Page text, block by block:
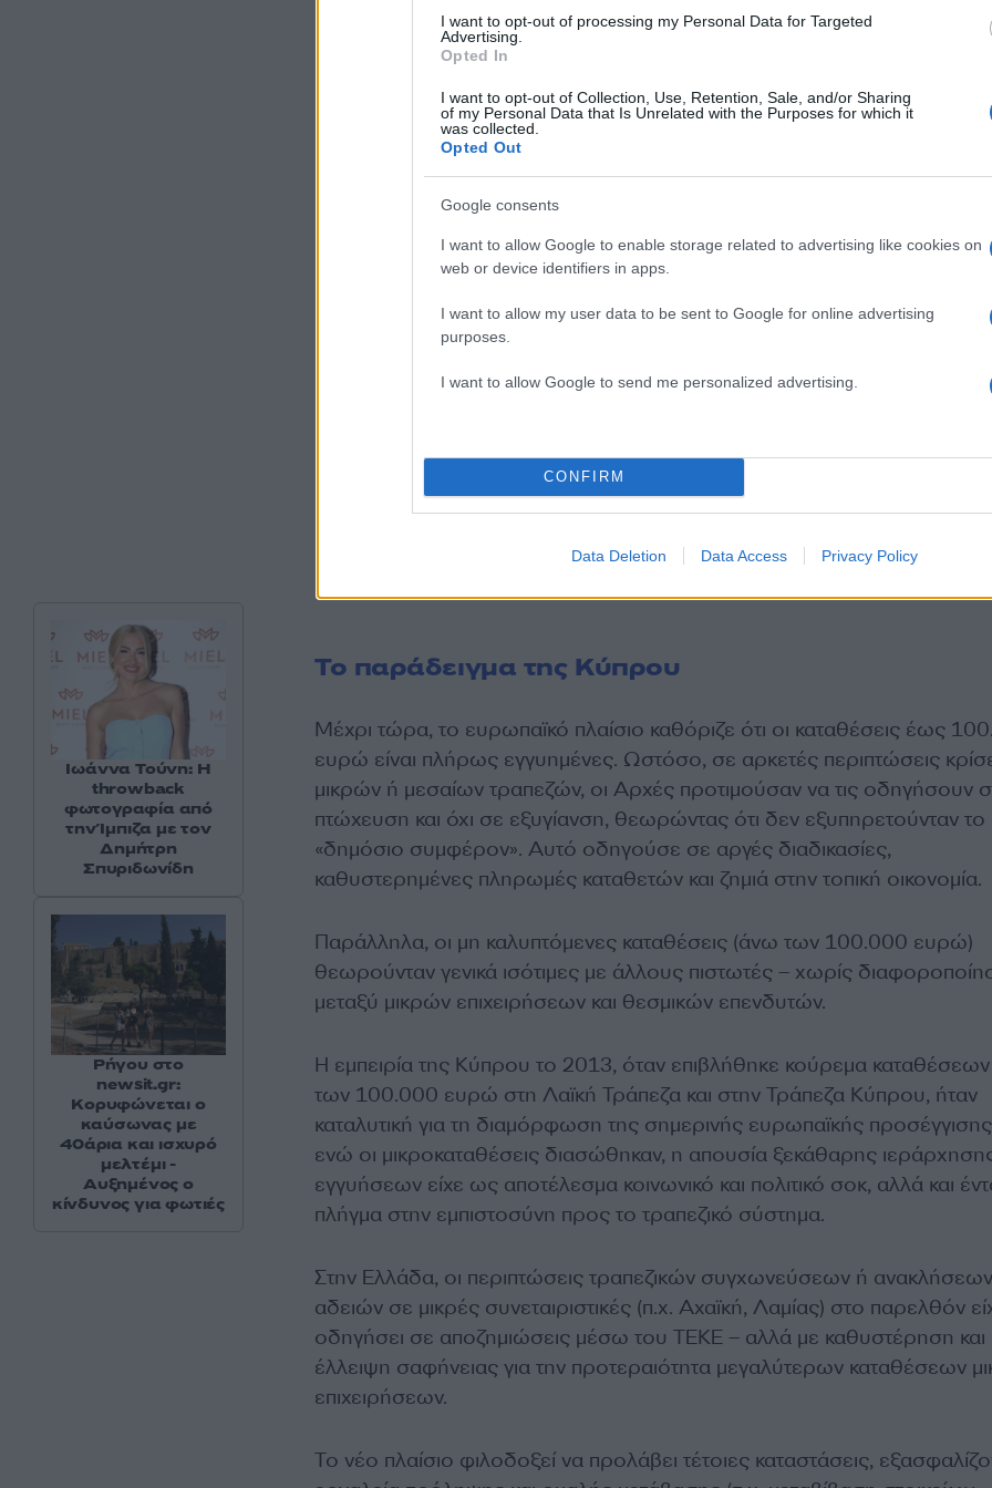
I want to opt-out of processing my Personal Data for Targeted
Advertising.
Opted In
I want to opt-out of Collection, Use, Retention, Sale, and/or Sharing
of my Personal Data that Is Unrelated with the Purposes for which it
was collected.
Opted Out
Google consents
I want to allow Google to enable storage related to advertising like cookies on
web or device identifiers in apps.
I want to allow my user data to be sent to Google for online advertising
purposes.
I want to allow Google to send me personalized advertising.
CONFIRM
Data Deletion Data Access Privacy Policy
Το παράδειγμα της Κύπρου
Μέχρι τώρα, το ευρωπαϊκό πλαίσιο καθόριζε ότι οι καταθέσεις έως
ευρώ είναι πλήρως εγγυημένες. Ωστόσο, σε αρκετές περιπτώσεις
μικρών ή μεσαίων τραπεζών, οι Αρχές προτιμούσαν να τις οδηγήσουν
πτώχευση και όχι σε εξυγίανση, θεωρώντας ότι δεν εξυπηρετούνταν το
«δημόσιο συμφέρον». Αυτό οδηγούσε σε αργές διαδικασίες,
καθυστερημένες πληρωμές καταθετών και ζημιά στην τοπική οικονομία.
Παράλληλα, οι μη καλυπτόμενες καταθέσεις (άνω των 100.000 ευρώ)
θεωρούνταν γενικά ισότιμες με άλλους πιστωτές – χωρίς
μεταξύ μικρών επιχειρήσεων και θεσμικών επενδυτών.
Η εμπειρία της Κύπρου το 2013, όταν επιβλήθηκε κούρεμα
των 100.000 ευρώ στη Λαϊκή Τράπεζα και στην Τράπεζα Κύπρου, ήταν
καταλυτική για τη διαμόρφωση της σημερινής ευρωπαϊκής
ενώ οι μικροκαταθέσεις διασώθηκαν, η απουσία ξεκάθαρης
εγγυήσεων είχε ως αποτέλεσμα κοινωνικό και πολιτικό σοκ, αλλά και
πλήγμα στην εμπιστοσύνη προς το τραπεζικό σύστημα.
Στην Ελλάδα, οι περιπτώσεις τραπεζικών συγχωνεύσεων ή ανακλήσεων
αδειών σε μικρές συνεταιριστικές (π.χ. Αχαϊκή, Λαμίας) στο παρελθόν
οδηγήσει σε αποζημιώσεις μέσω του ΤΕΚΕ – αλλά με καθυστέρηση και
έλλειψη σαφήνειας για την προτεραιότητα μεγαλύτερων καταθέσεων
επιχειρήσεων.
Το νέο πλαίσιο φιλοδοξεί να προλάβει τέτοιες καταστάσεις,
Ιωάννα Τούνη: Η
throwback
φωτογραφία από
την Ίμπιζα με τον
Δημήτρη
Σπυριδωνίδη
Ρήγου στο
newsit.gr:
Κορυφώνεται ο
καύσωνας με
40άρια και ισχυρό
μελτέμι -
Αυξημένος ο
κίνδυνος για φωτιές